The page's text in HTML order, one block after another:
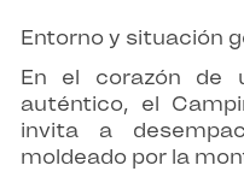
Entorno y situación
En el corazón de
auténtico, el
invita a
moldeado por la